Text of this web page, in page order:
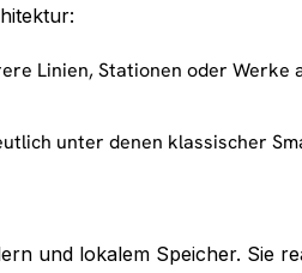
Linien, Stationen oder Werke
unter denen klassischer
und lokalem Speicher. Sie